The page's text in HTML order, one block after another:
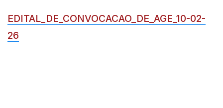
EDITAL_DE_CONVOCACAO_DE_AGE_10-02-
26